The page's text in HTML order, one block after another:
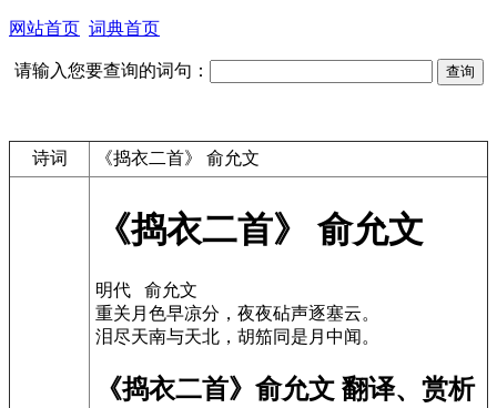
网站首页 词典首页
请输入您要查询的词句：
诗词 《捣衣二首》 俞允文
《捣衣二首》 俞允文
明代 俞允文
重关月色早凉分，夜夜砧声逐塞云。
泪尽天南与天北，胡笳同是月中闻。
《捣衣二首》俞允文 翻译、赏析